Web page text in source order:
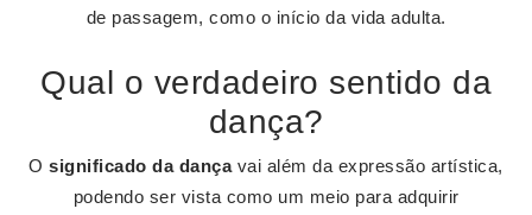
de passagem, como o início da vida adulta.
Qual o verdadeiro sentido da
dança?
Osignificado da dançavai além da expressão artística,
podendo ser vista como um meio para adquirir